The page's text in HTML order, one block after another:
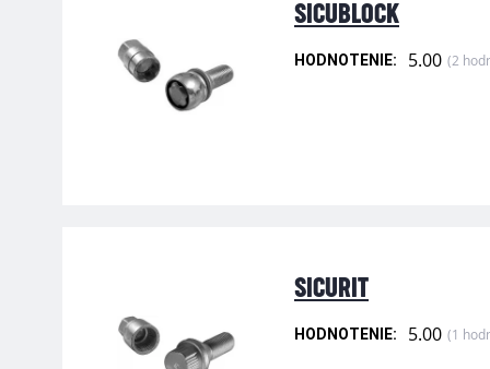
SICUBLOCK
HODNOTENIE: 5.00 (2
SICURIT
HODNOTENIE: 5.00 (1